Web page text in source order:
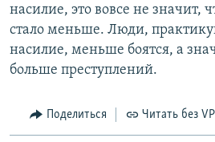
насилие, это вовсе не значит,
стало меньше. Люди,
насилие, меньше боятся, а
больше преступлений.
Поделиться Читать без